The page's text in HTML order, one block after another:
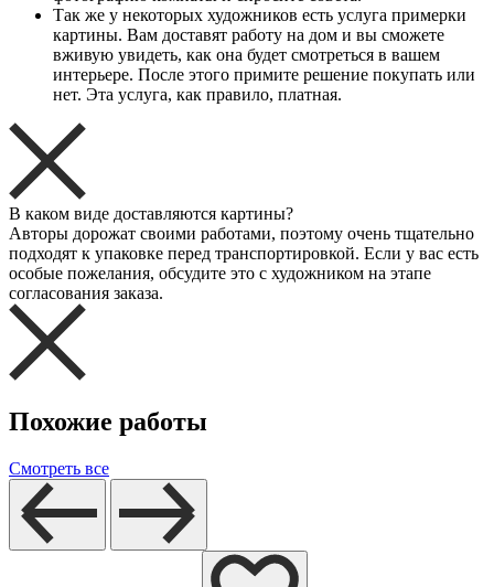
Так же у некоторых художников есть услуга примерки
картины. Вам доставят работу на дом и вы сможете
вживую увидеть, как она будет смотреться в вашем
интерьере. После этого примите решение покупать или
нет. Эта услуга, как правило, платная.
В каком виде доставляются картины?
Авторы дорожат своими работами, поэтому очень тщательно
подходят к упаковке перед транспортировкой. Если у вас есть
особые пожелания, обсудите это с художником на этапе
согласования заказа.
Похожие работы
Смотреть все